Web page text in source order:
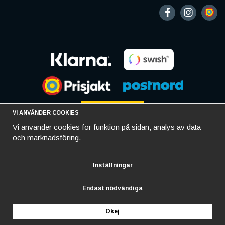
VI ANVÄNDER COOKIES
Vi använder cookies för funktion på sidan, analys av data
och marknadsföring.
Inställningar
Endast nödvändiga
Okej